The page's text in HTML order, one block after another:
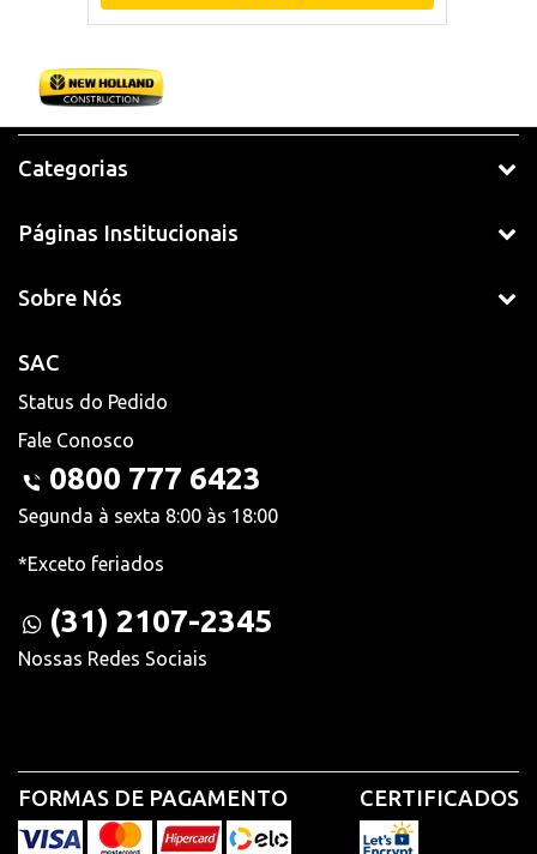
Categorias
Páginas Institucionais
Sobre Nós
SAC
Status do Pedido
Fale Conosco
0800 777 6423
Segunda à sexta 8:00 às 18:00
*Exceto feriados
(31) 2107-2345
Nossas Redes Sociais
FORMAS DE PAGAMENTO CERTIFICADOS